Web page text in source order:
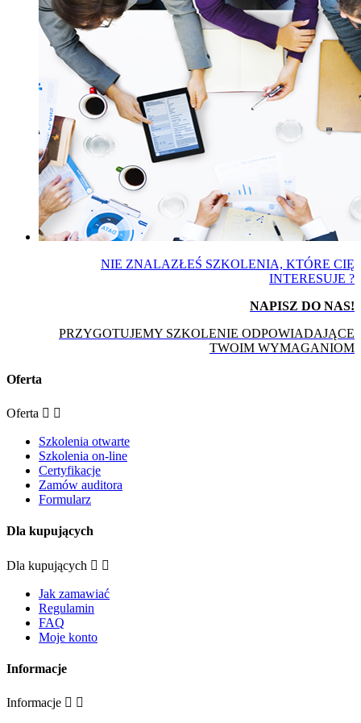
NIE ZNALAZŁEŚ SZKOLENIA, KTÓRE CIĘ
INTERESUJE ?
NAPISZ DO NAS!
PRZYGOTUJEMY SZKOLENIE ODPOWIADAJĄCE
TWOIM WYMAGANIOM
Oferta
Oferta  
Szkolenia otwarte
Szkolenia on-line
Certyfikacje
Zamów auditora
Formularz
Dla kupujących
Dla kupujących  
Jak zamawiać
Regulamin
FAQ
Moje konto
Informacje
Informacje  